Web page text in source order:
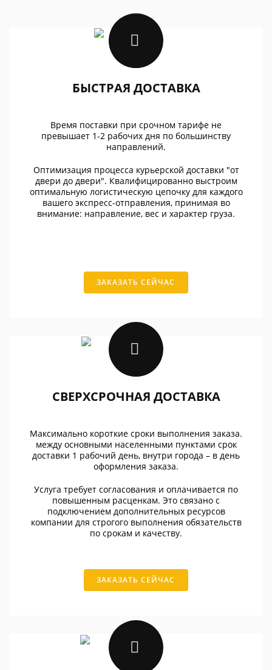
БЫСТРАЯ ДОСТАВКА
Время поставки при срочном тарифе не
превышает 1-2 рабочих дня по большинству
направлений.
Оптимизация процесса курьерской доставки "от
двери до двери". Квалифицированно выстроим
оптимальную логистическую цепочку для каждого
вашего экспресс-отправления, принимая во
внимание: направление, вес и характер груза.
ЗАКАЗАТЬ СЕЙЧАС
СВЕРХСРОЧНАЯ ДОСТАВКА
Максимально короткие сроки выполнения заказа.
между основными населенными пунктами срок
доставки 1 рабочий день, внутри города – в день
оформления заказа.
Услуга требует согласования и оплачивается по
повышенным расценкам. Это связано с
подключением дополнительных ресурсов
компании для строгого выполнения обязательств
по срокам и качеству.
ЗАКАЗАТЬ СЕЙЧАС